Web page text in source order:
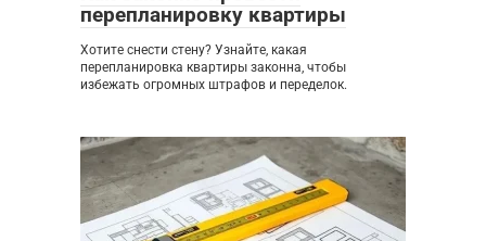
перепланировку квартиры
Хотите снести стену? Узнайте, какая
перепланировка квартиры законна, чтобы
избежать огромных штрафов и переделок.